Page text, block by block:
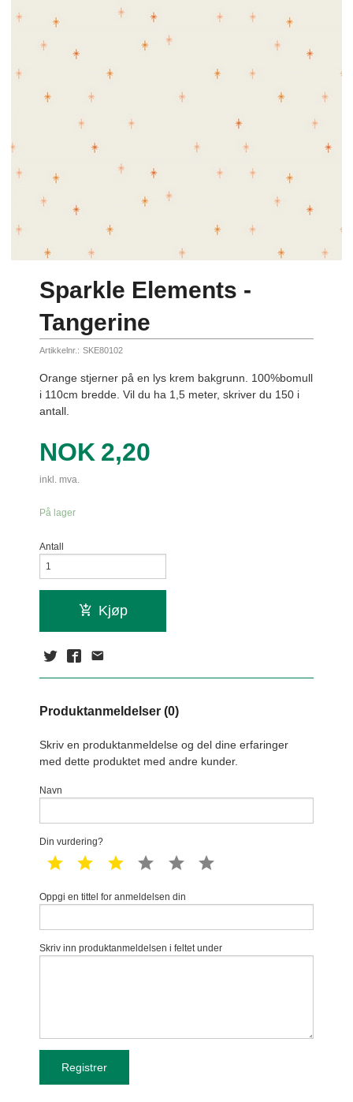
Sparkle Elements -
Tangerine
Artikkelnr.: SKE80102
Orange stjerner på en lys krem bakgrunn. 100%bomull
i 110cm bredde. Vil du ha 1,5 meter, skriver du 150 i
antall.
Pris
NOK 2,20
inkl. mva.
På lager
Antall
Kjøp
Produktanmeldelser (0)
Skriv en produktanmeldelse og del dine erfaringer
med dette produktet med andre kunder.
Navn
Din vurdering?
1 star 2 star 3 star 4 star 5 star
Oppgi en tittel for anmeldelsen din
Skriv inn produktanmeldelsen i feltet under